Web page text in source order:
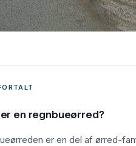
en regnbueørred?
er en del af ørred-